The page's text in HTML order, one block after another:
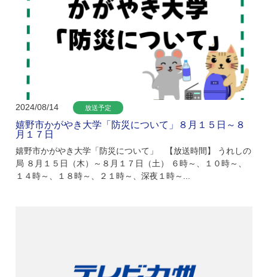
2024/08/14 放送予定
嬉野市かがやき大学「防災について」８月１５日～８
月１７日
嬉野市かがやき大学「防災について」 【放送時間】 うれしの
局 ８月１５日（木）～８月１７日（土） ６時～、１０時～、
１４時～、１８時～、２１時～、深夜１時～...